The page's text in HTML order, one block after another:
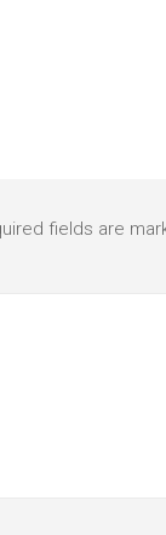
fields are